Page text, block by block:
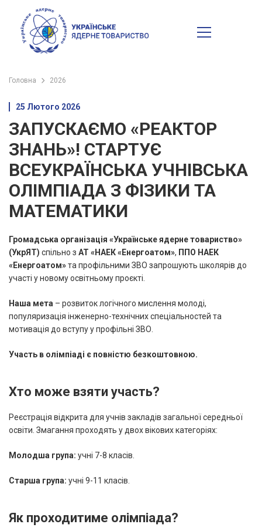
Головна 2026
25 Лютого 2026
ЗАПУСКАЄМО «РЕАКТОР
ЗНАНЬ»! СТАРТУЄ
ВСЕУКРАЇНСЬКА УЧНІВСЬКА
ОЛІМПІАДА З ФІЗИКИ ТА
МАТЕМАТИКИ
Громадська організація «Українське ядерне товариство»
(УкрЯТ) спільно з АТ «НАЕК «Енергоатом», ППО НАЕК
«Енергоатом»та профільними ЗВО запрошують школярів до
участі у новому освітньому проєкті.
Наша мета – розвиток логічного мислення молоді,
популяризація інженерно-технічних спеціальностей та
мотивація до вступу у профільні ЗВО.
Участь в олімпіаді є повністю безкоштовною.
Хто може взяти участь?
Реєстрація відкрита для учнів закладів загальної середньої
освіти. Змагання проходять у двох вікових категоріях:
Молодша група: учні 7-8 класів.
Старша група: учні 9-11 класів.
Як проходитиме олімпіада?